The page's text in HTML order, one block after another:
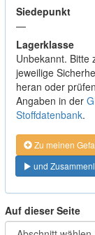
Siedepunkt
—
Lagerklasse
Unbekannt. Bitte
jeweilige
heran oder
Angaben in der
Stoffdatenbank.
Zu meinen
und
Auf dieser Seite